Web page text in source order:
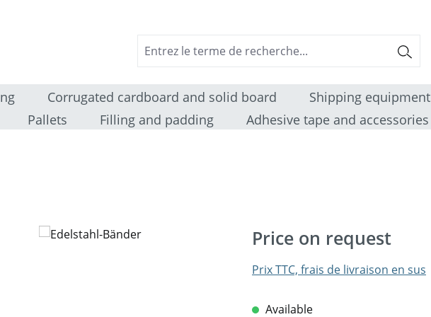
Corrugated cardboard and solid board Shipping equipment
Pallets Filling and padding Adhesive tape and accessories
Price on request
Prix TTC, frais de livraison en sus
Available